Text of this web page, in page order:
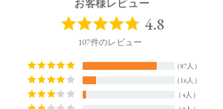
・09：ひと塗りで包容力のある大人のムード。赤みのあ
るロージーブラウン
・10：プラムの黒みで内に秘めた強さを表現したモダン
【ご使用方法】
専用ケース（別売り） に差し込み、カチッと音が鳴るまで押
し込んでください。カバーを外してからキャップを閉めてく
お客様レビュー